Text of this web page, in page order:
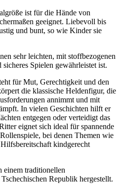
ist für die Hände von
geeignet. Liebevoll bis
und bunt, so wie Kinder sie
sehr leichten, mit stoffbezogenen
Spielen gewährleistet ist.
für Mut, Gerechtigkeit und den
die klassische Heldenfigur, die
annimmt und mit
In vielen Geschichten hilft er
entgegen oder verteidigt das
eignet sich ideal für spannende
bei denen Themen wie
kindgerecht
traditionellen
Republik hergestellt.